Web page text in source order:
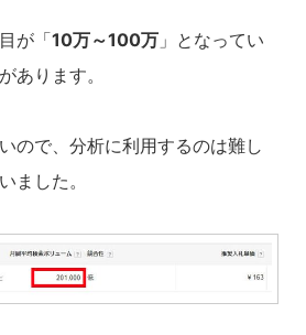
が「10万～100万 」となってい
あります。
ので、分析に利用するのは難し
ました。